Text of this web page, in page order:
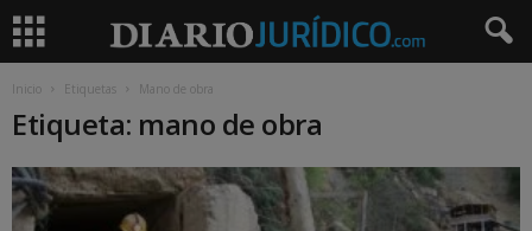
Inicio Etiquetas Mano de obra
Etiqueta: mano de obra